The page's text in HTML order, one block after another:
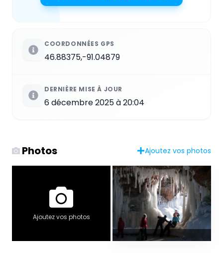
COORDONNÉES GPS
46.88375,-91.04879
DERNIÈRE MISE À JOUR
6 décembre 2025 à 20:04
Photos Ajoutez vos photos
Ajoutez vos photos